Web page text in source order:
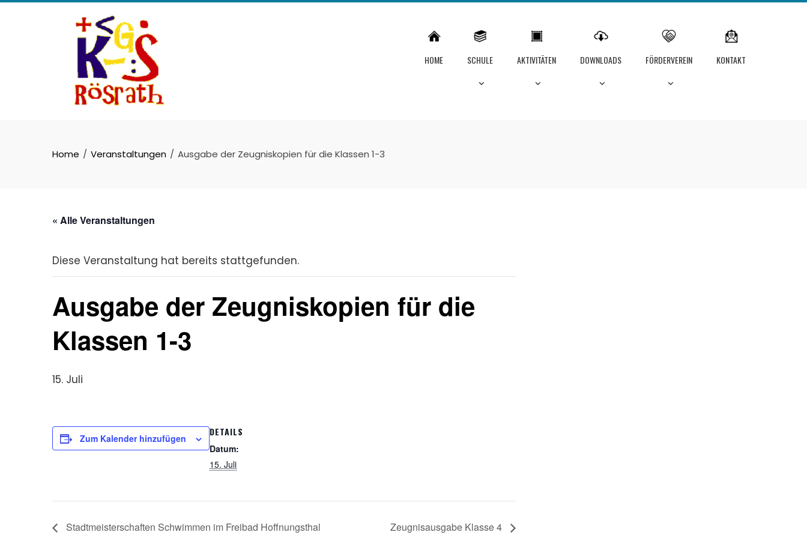
Skip
HOME SCHULE AKTIVITÄTEN DOWNLOADS FÖRDERVEREIN KONTAKT
Home Veranstaltungen Ausgabe der Zeugniskopien für die Klassen 1-3
« Alle Veranstaltungen
Diese Veranstaltung hat bereits stattgefunden.
Ausgabe der Zeugniskopien für die
Klassen 1-3
15. Juli
Zum Kalender hinzufügen
DETAILS
Datum:
15. Juli
Stadtmeisterschaften Schwimmen im Freibad Hoffnungsthal Zeugnisausgabe Klasse 4